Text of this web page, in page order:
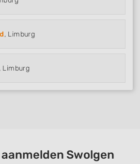
, Limburg
, Limburg
Swolgen